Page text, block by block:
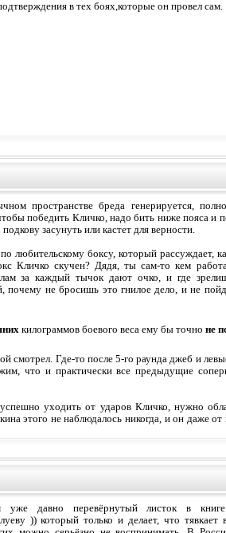
в тех боях,которые он провел сам.
пространстве бреда генерируется,
победить Кличко, надо бить ниже пояса и
засунуть или кастет для верности.
любительскому боксу, который рассуждает,
скучен? Дядя, ты сам-то кем
за каждый тычок дают очко, и где
почему не бросишь это гнилое дело, и не
килограммов боевого веса ему бы точно не
смотрел. Где-то после 5-го раунда джеб и
что и практически все предыдущие
уходить от ударов Кличко, нужно
этого не наблюдалось никогда, и он даже
давно перевёрнутый листок в
)) который только и делает, что тявкает